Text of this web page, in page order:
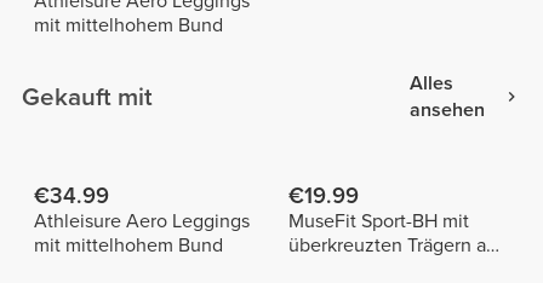
mit mittelhohem Bund
Gekauft mit
Alles
ansehen
€34.99
Athleisure Aero Leggings
mit mittelhohem Bund
€19.99
MuseFit Sport-BH mit
überkreuzten Trägern am